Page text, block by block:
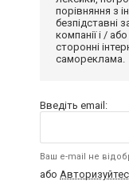
порівняння з
безпідставні
компанії і /
сторонні
самореклама.
Введіть email:
Ваш e-mail не
або